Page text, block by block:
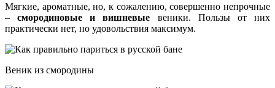
Мягкие, ароматные, но, к сожалению, совершенно непрочные
–смородиновые и вишневые веники. Пользы от них
практически нет, но удовольствия максимум.
Веник из смородины